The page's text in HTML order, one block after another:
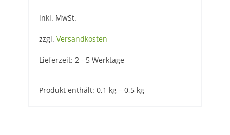
inkl. MwSt.
zzgl. Versandkosten
Lieferzeit: 2 - 5 Werktage
Produkt enthält: 0,1 kg – 0,5 kg